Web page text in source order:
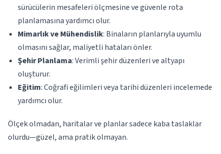
sürücülerin mesafeleri ölçmesine ve güvenle rota
planlamasına yardımcı olur.
Mimarlık ve Mühendislik: Binaların planlarıyla uyumlu
olmasını sağlar, maliyetli hataları önler.
Şehir Planlama: Verimli şehir düzenleri ve altyapı
oluşturur.
Eğitim: Coğrafi eğilimleri veya tarihi düzenleri incelemede
yardımcı olur.
Ölçek olmadan, haritalar ve planlar sadece kaba taslaklar
olurdu—güzel, ama pratik olmayan.